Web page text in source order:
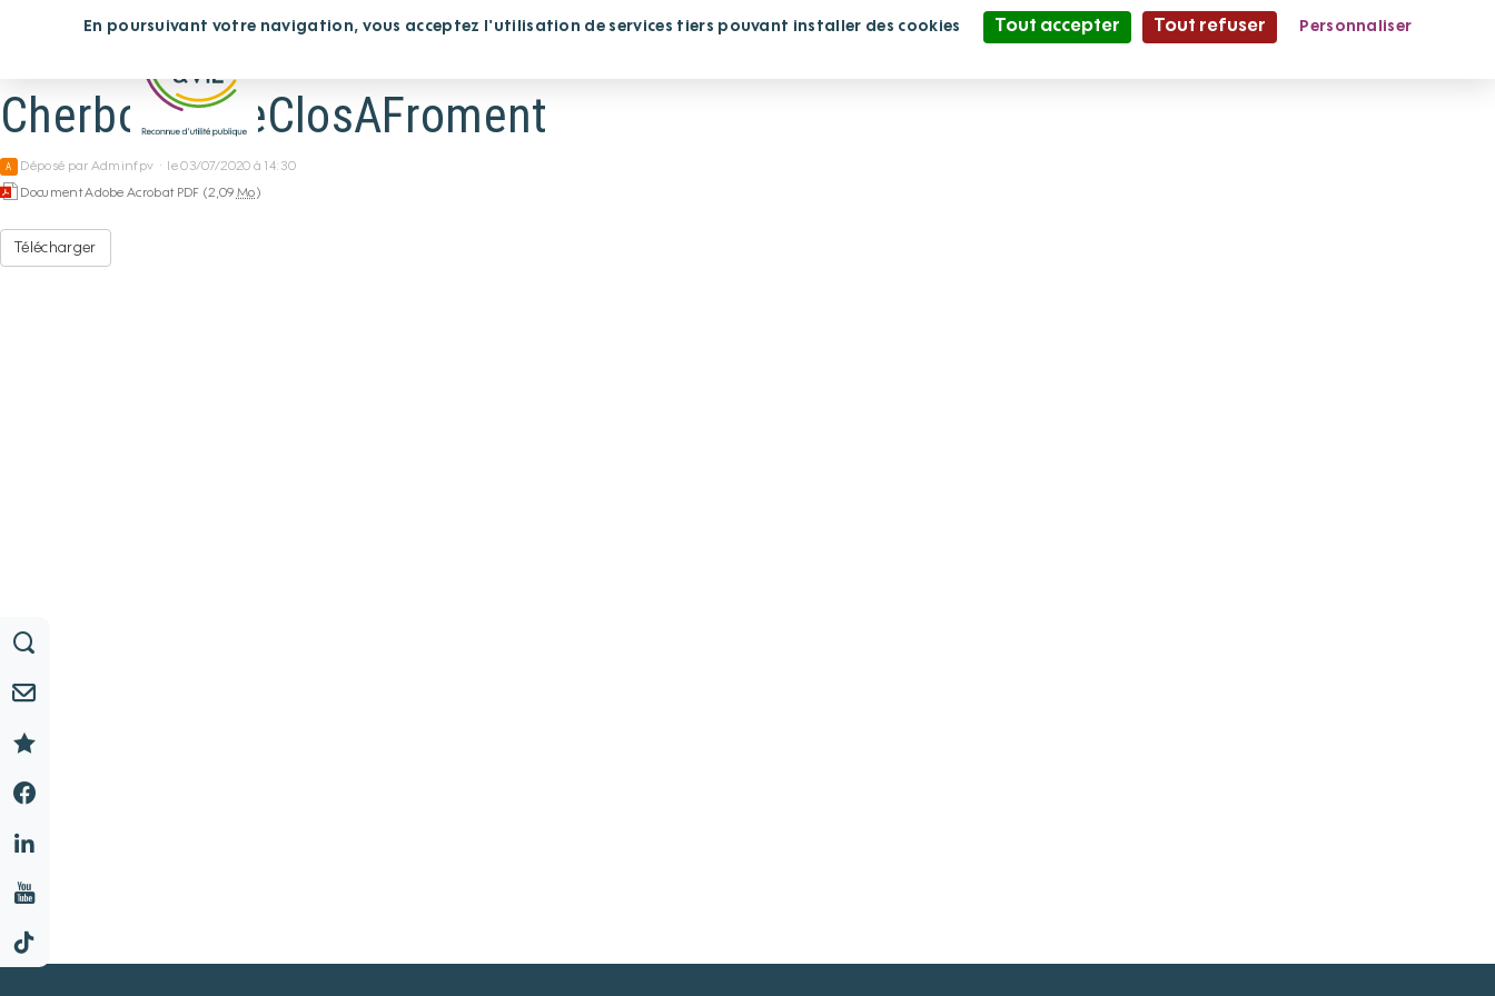
Partage et Vie le Mag'
Cherbourg-LeClosAFroment
A Déposé par Adminfpv ·
le 03/07/2020 à 14:30
Document Adobe Acrobat PDF (2,09 Mo)
Télécharger
En poursuivant votre navigation, vous acceptez l'utilisation de services tiers pouvant installer des cookies Tout accepter Tout refuser
Personnaliser